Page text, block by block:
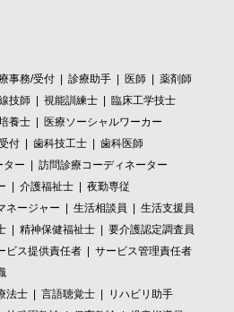
事務/受付 診療助手 医師
薬剤師
技師 視能訓練士
臨床工学技士
養士
医療ソーシャルワーカー
付 歯科技工士
歯科医師
ター
訪問診療コーディネーター
介護福祉士
夜勤専従
ネージャー 生活相談員
生活支援員
精神保健福祉士
要介護認定調査員
ビス提供責任者
サービス管理責任者
法士 言語聴覚士
リハビリ助手